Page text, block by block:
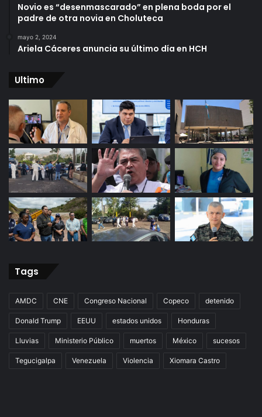
Novio es “desenmascarado” en plena boda por el
padre de otra novia en Choluteca
mayo 2, 2024
Ariela Cáceres anuncia su último día en HCH
Ultimo
Tags
AMDC CNE Congreso Nacional Copeco detenido
Donald Trump EEUU estados unidos Honduras
Lluvias Ministerio Público muertos México sucesos
Tegucigalpa Venezuela Violencia Xiomara Castro